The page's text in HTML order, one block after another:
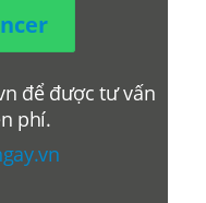
để được tư vấn
phí.